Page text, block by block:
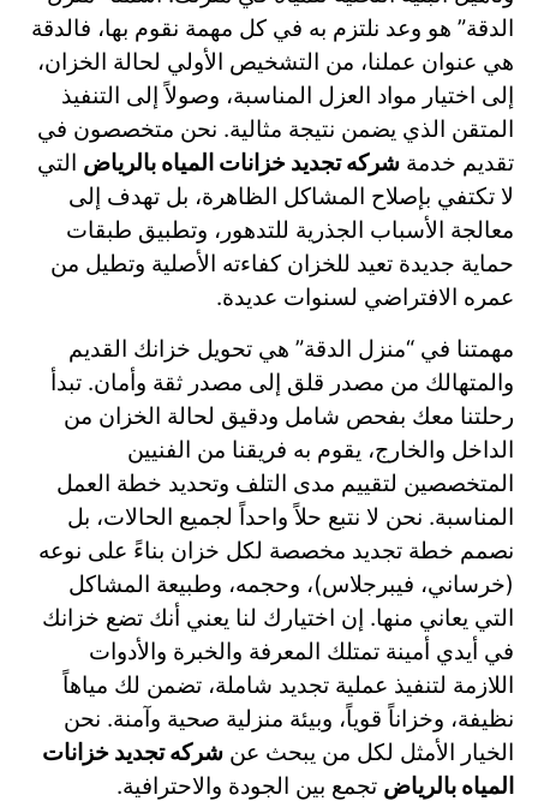
الدقة” هو وعد نلتزم به في كل مهمة نقوم بها، فالدقة
هي عنوان عملنا، من التشخيص الأولي لحالة الخزان،
إلى اختيار مواد العزل المناسبة، وصولاً إلى التنفيذ
المتقن الذي يضمن نتيجة مثالية. نحن متخصصون في
تقديم خدمة شركه تجديد خزانات المياه بالرياض التي
لا تكتفي بإصلاح المشاكل الظاهرة، بل تهدف إلى
معالجة الأسباب الجذرية للتدهور، وتطبيق طبقات
حماية جديدة تعيد للخزان كفاءته الأصلية وتطيل من
عمره الافتراضي لسنوات عديدة.
مهمتنا في “منزل الدقة” هي تحويل خزانك القديم
والمتهالك من مصدر قلق إلى مصدر ثقة وأمان. تبدأ
رحلتنا معك بفحص شامل ودقيق لحالة الخزان من
الداخل والخارج، يقوم به فريقنا من الفنيين
المتخصصين لتقييم مدى التلف وتحديد خطة العمل
المناسبة. نحن لا نتبع حلاً واحداً لجميع الحالات، بل
نصمم خطة تجديد مخصصة لكل خزان بناءً على نوعه
(خرساني، فيبرجلاس)، وحجمه، وطبيعة المشاكل
التي يعاني منها. إن اختيارك لنا يعني أنك تضع خزانك
في أيدي أمينة تمتلك المعرفة والخبرة والأدوات
اللازمة لتنفيذ عملية تجديد شاملة، تضمن لك مياهاً
نظيفة، وخزاناً قوياً، وبيئة منزلية صحية وآمنة. نحن
الخيار الأمثل لكل من يبحث عن شركه تجديد خزانات
المياه بالرياض تجمع بين الجودة والاحترافية.